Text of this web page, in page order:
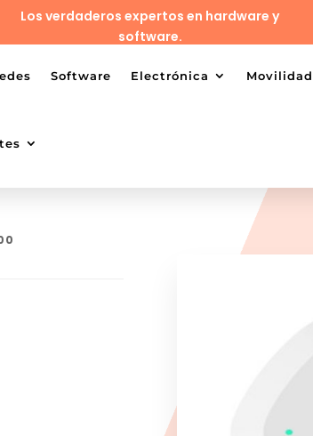
Los verdaderos expertos en hardware y
software.
Software Electrónica Movilidad